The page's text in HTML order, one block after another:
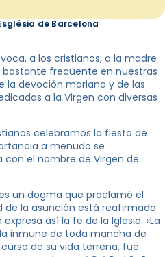
de Barcelona
a los cristianos, a la madre
bastante frecuente en nuestras
la devoción mariana y de las
a la Virgen con diversas
celebramos la fiesta de
a menudo se
el nombre de Virgen de
un dogma que proclamó el
de la asunción está reafirmada
así la fe de la Iglesia: «La
inmune de toda mancha de
de su vida terrena, fue